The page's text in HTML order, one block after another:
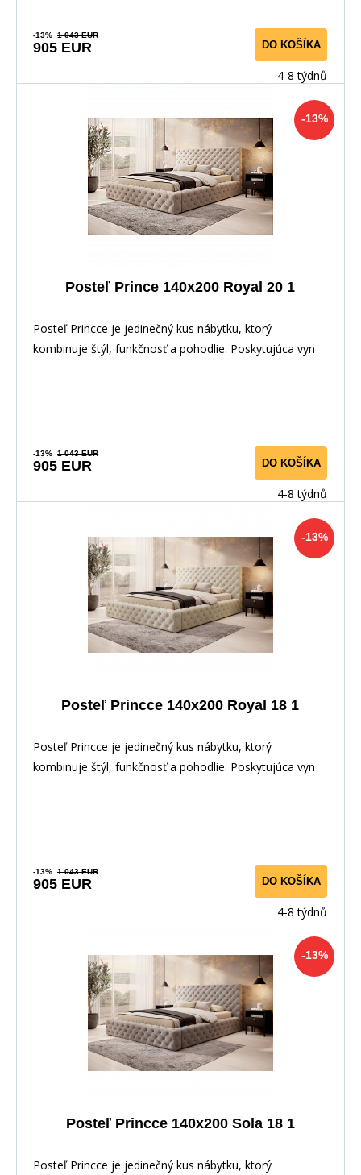
-13% 1 043 EUR
905 EUR DO KOŠÍKA
4-8 týdnů
-13%
Posteľ Prince 140x200 Royal 20 1
Posteľ Princce je jedinečný kus nábytku, ktorý
kombinuje štýl, funkčnosť a pohodlie. Poskytujúca vyn
-13% 1 043 EUR
905 EUR DO KOŠÍKA
4-8 týdnů
-13%
Posteľ Princce 140x200 Royal 18 1
Posteľ Princce je jedinečný kus nábytku, ktorý
kombinuje štýl, funkčnosť a pohodlie. Poskytujúca vyn
-13% 1 043 EUR
905 EUR DO KOŠÍKA
4-8 týdnů
-13%
Posteľ Princce 140x200 Sola 18 1
Posteľ Princce je jedinečný kus nábytku, ktorý